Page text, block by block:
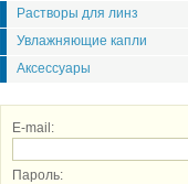
Растворы для линз
Увлажняющие капли
Аксессуары
E-mail:
Пароль: